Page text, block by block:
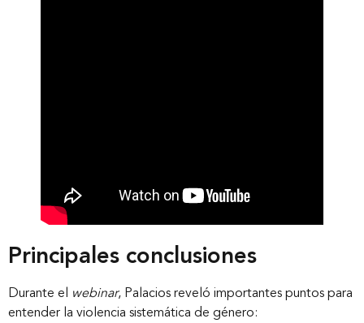
Principales conclusiones
Durante el webinar, Palacios reveló importantes puntos para
entender la violencia sistemática de género: